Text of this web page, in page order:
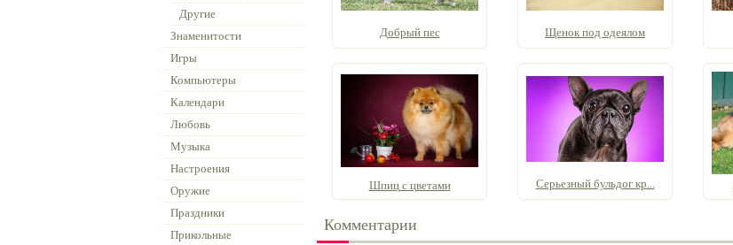
Другие
Знаменитости
Игры
Компьютеры
Календари
Любовь
Музыка
Настроения
Оружие
Праздники
Прикольные
Добрый пес Щенок под одеялом
Шпиц с цветами Серьезный бульдог кр...
Комментарии